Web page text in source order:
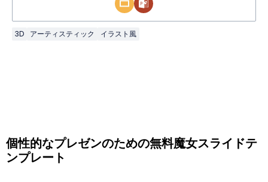
3D アーティスティック イラスト風
個性的なプレゼンのための無料魔女スライドテ
ンプレート